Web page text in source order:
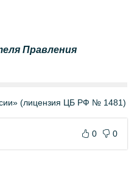
Правления
(лицензия ЦБ РФ № 1481)
0 0